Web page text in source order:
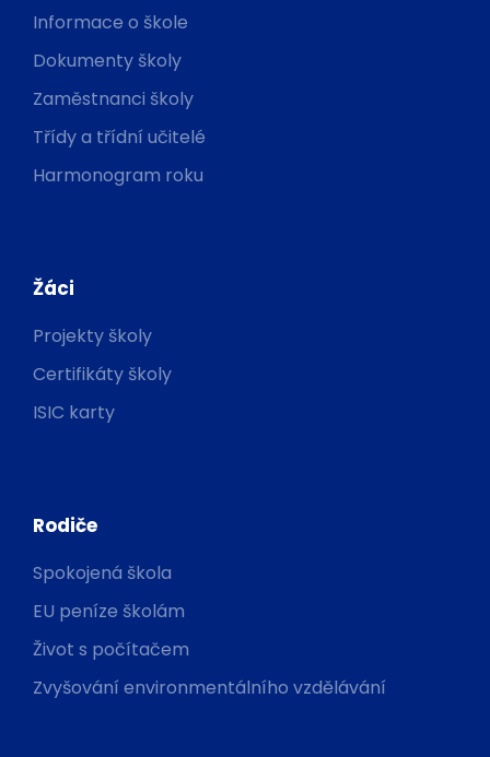
Informace o škole
Dokumenty školy
Zaměstnanci školy
Třídy a třídní učitelé
Harmonogram roku
Žáci
Projekty školy
Certifikáty školy
ISIC karty
Rodiče
Spokojená škola
EU peníze školám
Život s počítačem
Zvyšování environmentálního vzdělávání